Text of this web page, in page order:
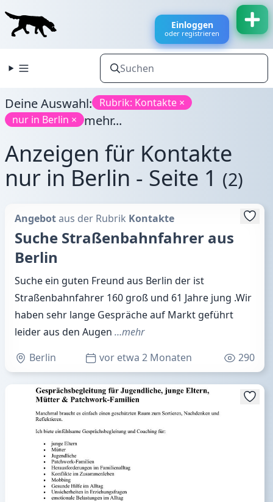
Einloggen
oder registrieren
Deine Auswahl:
Rubrik: Kontakte ×
nur in Berlin ×
mehr...
Anzeigen für Kontakte
nur in Berlin - Seite 1 (2)
Angebotaus der Rubrik Kontakte
Suche Straßenbahnfahrer aus
Berlin
Suche ein guten Freund aus Berlin der ist
Straßenbahnfahrer 160 groß und 61 Jahre jung .Wir
haben sehr lange Gespräche auf Markt geführt
leider aus den Augen …mehr
Berlin
vor etwa 2 Monaten 290